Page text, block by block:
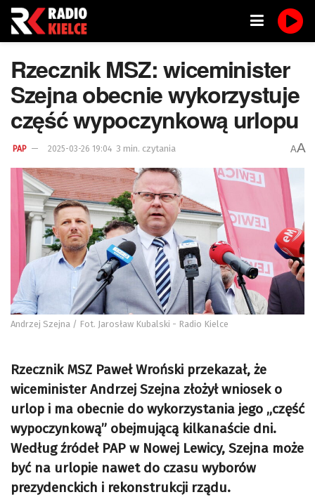
Rzecznik MSZ: wiceminister
Szejna obecnie wykorzystuje
część wypoczynkową urlopu
PAP 2025-03-26 19:04 3 min. czytania AA
Andrzej Szejna / Fot. Jarosław Kubalski - Radio Kielce
Rzecznik MSZ Paweł Wroński przekazał, że
wiceminister Andrzej Szejna złożył wniosek o
urlop i ma obecnie do wykorzystania jego „część
wypoczynkową” obejmującą kilkanaście dni.
Według źródeł PAP w Nowej Lewicy, Szejna może
być na urlopie nawet do czasu wyborów
prezydenckich i rekonstrukcji rządu.